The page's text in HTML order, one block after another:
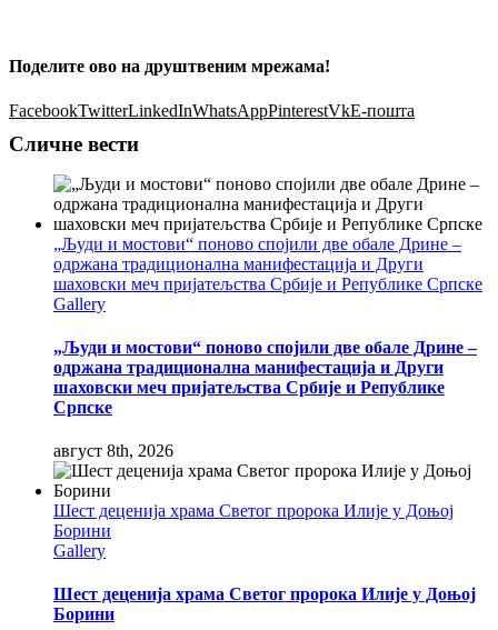
Поделите ово на друштвеним мрежама!
FacebookTwitterLinkedInWhatsAppPinterestVkЕ-пошта
Сличне вести
„Људи и мостови“ поново спојили две обале Дрине –
одржана традиционална манифестација и Други
шаховски меч пријатељства Србије и Републике Српске
Gallery
„Људи и мостови“ поново спојили две обале Дрине –
одржана традиционална манифестација и Други
шаховски меч пријатељства Србије и Републике
Српске
август 8th, 2026
Шест деценија храма Светог пророка Илије у Доњој
Борини
Gallery
Шест деценија храма Светог пророка Илије у Доњој
Борини